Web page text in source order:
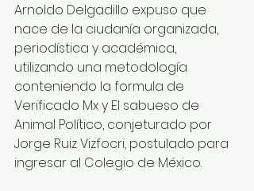
Arnoldo Delgadillo expuso que
nace de la ciudanía organizada,
periodística y académica,
utilizando una metodología
conteniendo la formula de
Verificado Mx y El sabueso de
Animal Político, conjeturado por
Jorge Ruiz Vizfocri, postulado para
ingresar al Colegio de México.